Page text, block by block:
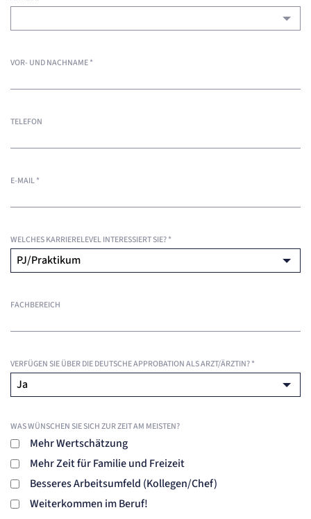
VOR- UND NACHNAME*
TELEFON
E-MAIL*
WELCHES KARRIERELEVEL INTERESSIERT SIE?*
FACHBEREICH
VERFÜGEN SIE ÜBER DIE DEUTSCHE APPROBATION ALS ARZT/ÄRZTIN?*
WAS WÜNSCHEN SIE SICH ZUR ZEIT AM MEISTEN?
Mehr Wertschätzung
Mehr Zeit für Familie und Freizeit
Besseres Arbeitsumfeld (Kollegen/Chef)
Weiterkommen im Beruf!